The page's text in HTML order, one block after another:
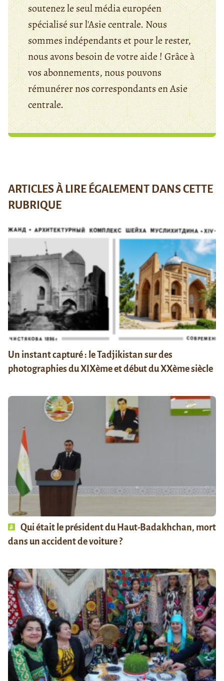
soutenez le seul média européen
spécialisé sur l'Asie centrale. Nous
sommes indépendants et pour le rester,
nous avons besoin de votre aide ! Grâce à
vos abonnements, nous pouvons
rémunérer nos correspondants en Asie
centrale.
ARTICLES À LIRE ÉGALEMENT DANS CETTE
RUBRIQUE
Un instant capturé : le Tadjikistan sur des
photographies du XIXème et début du XXème siècle
Qui était le président du Haut-Badakhchan, mort
dans un accident de voiture ?